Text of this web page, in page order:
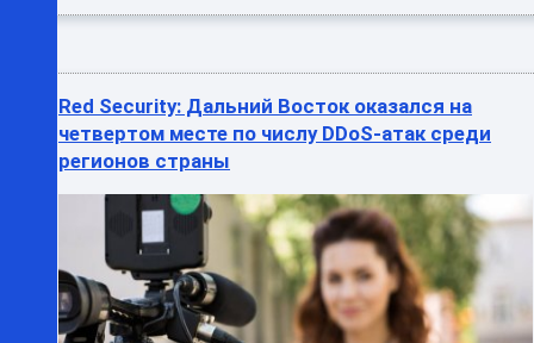
Red Security: Дальний Восток оказался на
четвертом месте по числу DDoS-атак среди
регионов страны